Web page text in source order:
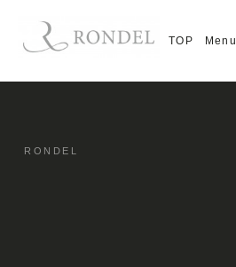
TOP Menu